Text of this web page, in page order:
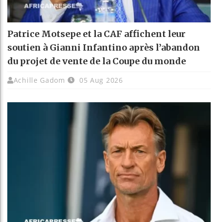
Patrice Motsepe et la CAF affichent leur
soutien à Gianni Infantino après l’abandon
du projet de vente de la Coupe du monde
Achille Gadom 05 Aug 2026